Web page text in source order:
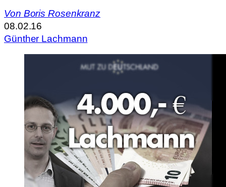
Von Boris Rosenkranz
08.02.16
Günther Lachmann